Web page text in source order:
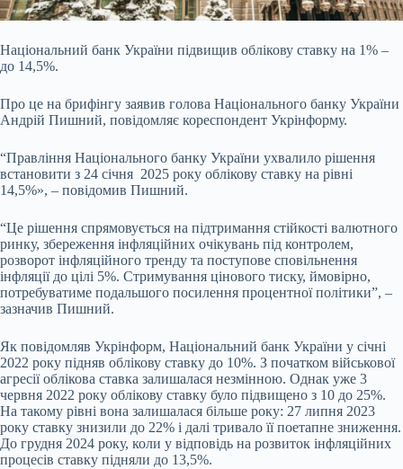
Національний банк України підвищив облікову ставку на 1% –
до 14,5%.
Про це на брифінгу заявив голова Національного банку України
Андрій Пишний, повідомляє кореспондент Укрінформу.
“Правління Національного банку України ухвалило рішення
встановити з 24 січня 2025 року облікову ставку на рівні
14,5%», – повідомив Пишний.
“Це рішення спрямовується на підтримання стійкості валютного
ринку, збереження інфляційних очікувань під контролем,
розворот інфляційного тренду та поступове сповільнення
інфляції до цілі 5%. Стримування цінового тиску, ймовірно,
потребуватиме подальшого посилення процентної політики”, –
зазначив Пишний.
Як повідомляв Укрінформ, Національний банк України у січні
2022 року підняв облікову ставку до 10%. З початком військової
агресії облікова ставка залишалася незмінною. Однак уже 3
червня 2022 року облікову ставку було підвищено з 10 до 25%.
На такому рівні вона залишалася більше року: 27 липня 2023
року ставку знизили до 22% і далі тривало її поетапне зниження.
До грудня 2024 року, коли у відповідь на розвиток інфляційних
процесів ставку підняли до 13,5%.